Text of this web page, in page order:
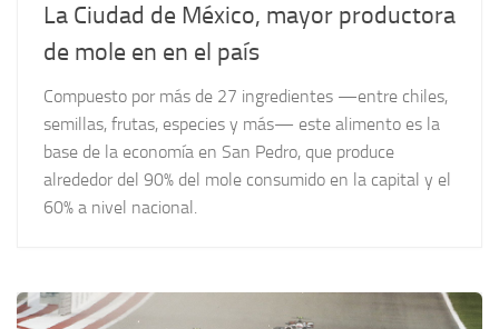
La Ciudad de México, mayor productora
de mole en en el país
Compuesto por más de 27 ingredientes —entre chiles,
semillas, frutas, especies y más— este alimento es la
base de la economía en San Pedro, que produce
alrededor del 90% del mole consumido en la capital y el
60% a nivel nacional.